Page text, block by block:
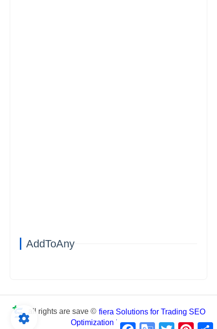
AddToAny
FacebookGoogle Twitter
all rights are save © fiera Solutions for Trading SEO
Optimization business